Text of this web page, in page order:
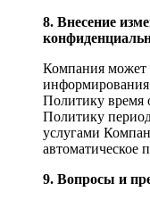
8. Внесение
Компания может
информирования
Политику время
Политику
услугами
автоматическое
9. Вопросы и